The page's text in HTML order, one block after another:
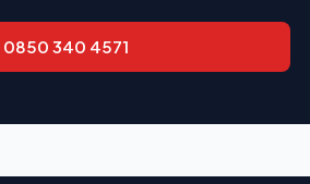
0850 340 4571